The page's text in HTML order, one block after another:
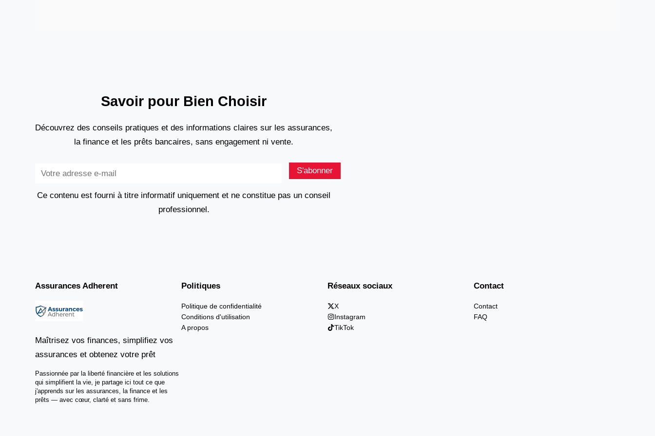
Savoir pour Bien Choisir
Découvrez des conseils pratiques et des informations claires sur les assurances,
la finance et les prêts bancaires, sans engagement ni vente.
S'abonner
Ce contenu est fourni à titre informatif uniquement et ne constitue pas un conseil
professionnel.
Assurances Adherent
Maîtrisez vos finances, simplifiez vos
assurances et obtenez votre prêt
Passionnée par la liberté financière et les solutions
qui simplifient la vie, je partage ici tout ce que
j'apprends sur les assurances, la finance et les
prêts — avec cœur, clarté et sans frime.
Politiques
Politique de confidentialité
Conditions d'utilisation
A propos
Réseaux sociaux
X
Instagram
TikTok
Contact
Contact
FAQ